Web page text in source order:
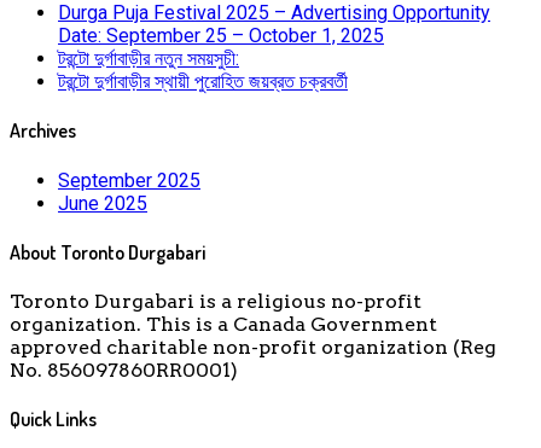
Durga Puja Festival 2025 – Advertising Opportunity
Date: September 25 – October 1, 2025
টরন্টো দুর্গাবাড়ীর নতুন সময়সুচী:
টরন্টো দুর্গাবাড়ীর স্থায়ী পুরোহিত জয়ব্রত চক্রবর্তী
Archives
September 2025
June 2025
About Toronto Durgabari
Toronto Durgabari is a religious no-profit
organization. This is a Canada Government
approved charitable non-profit organization (Reg
No. 856097860RR0001)
Quick Links